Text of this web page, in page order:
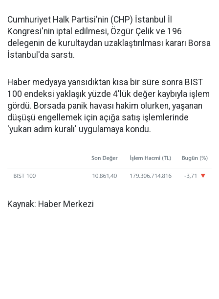
Cumhuriyet Halk Partisi'nin (CHP) İstanbul İl
Kongresi'nin iptal edilmesi, Özgür Çelik ve 196
delegenin de kurultaydan uzaklaştırılması kararı Borsa
İstanbul'da sarstı.
Haber medyaya yansıdıktan kısa bir süre sonra BIST
100 endeksi yaklaşık yüzde 4'lük değer kaybıyla işlem
gördü. Borsada panik havası hakim olurken, yaşanan
düşüşü engellemek için açığa satış işlemlerinde
'yukarı adım kuralı' uygulamaya kondu.
Kaynak: Haber Merkezi